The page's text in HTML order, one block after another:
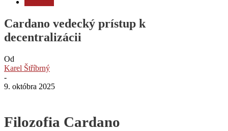
Cardano vedecký prístup k
decentralizácii
Od
Karel Štříbrný
-
9. októbra 2025
Filozofia Cardano